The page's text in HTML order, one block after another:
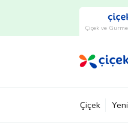
Çiçek ve
Çiçek